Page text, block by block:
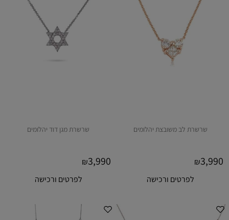
שרשרת לב משובצת יהלומים
₪3,990
לפרטים ורכישה
שרשרת מגן דוד יהלומים
₪3,990
לפרטים ורכישה